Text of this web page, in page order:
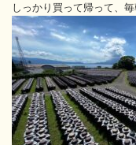
しっかり買って帰って、